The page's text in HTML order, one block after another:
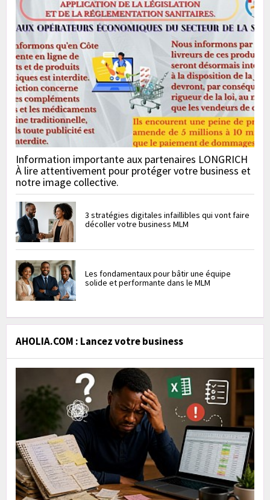
Information importante aux partenaires LONGRICH
À lire attentivement pour protéger votre business et
notre image collective.
3 stratégies digitales infaillibles qui vont faire
décoller votre business MLM
Les fondamentaux pour bâtir une équipe
solide et performante dans le MLM
AHOLIA.COM : Lancez votre business